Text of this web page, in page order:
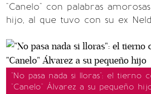
"Canelo" con palabras
hijo, al que tuvo con su ex
"No pasa nada si lloras": el tierno
"Canelo" Álvarez a su pequeño